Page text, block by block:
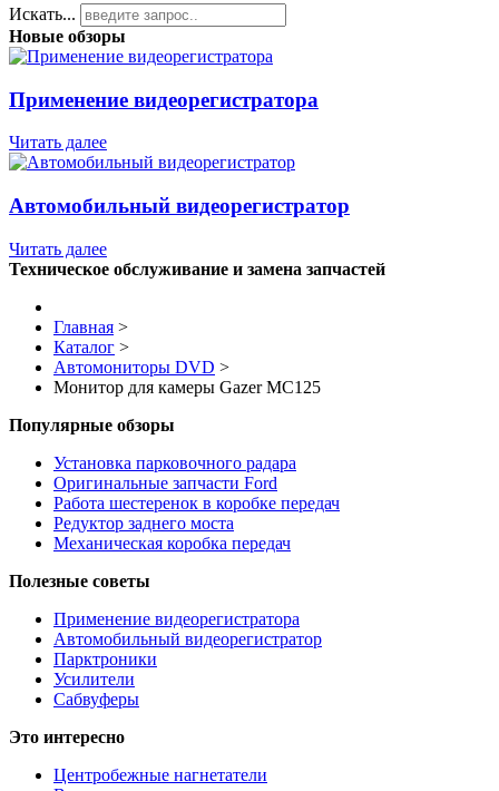
Искать...
Новые обзоры
Применение видеорегистратора
Читать далее
Автомобильный видеорегистратор
Читать далее
Техническое обслуживание и замена запчастей
Главная >
Каталог >
Автомониторы DVD >
Монитор для камеры Gazer MC125
Популярные обзоры
Установка парковочного радара
Оригинальные запчасти Ford
Работа шестеренок в коробке передач
Редуктор заднего моста
Механическая коробка передач
Полезные советы
Применение видеорегистратора
Автомобильный видеорегистратор
Парктроники
Усилители
Cабвуферы
Это интересно
Центробежные нагнетатели